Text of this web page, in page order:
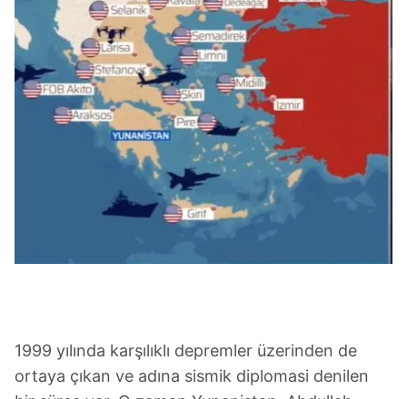
1999 yılında karşılıklı depremler üzerinden de
ortaya çıkan ve adına sismik diplomasi denilen